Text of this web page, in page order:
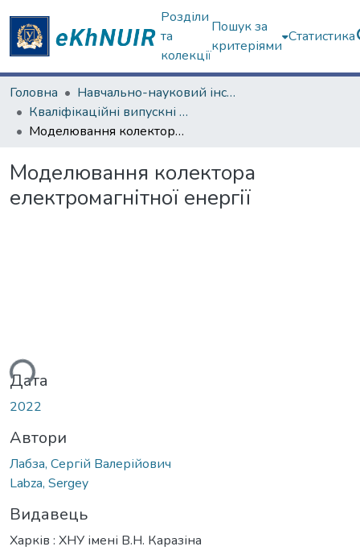
Розділи
та
колекції
Пошук за
критеріями
Статистика
Головна
Навчально-науковий інститут комп’ютерної фізики та енергетики (Фізико-енергетичний факультет)
Кваліфікаційні випускні роботи бакалаврів. Навчально-науковий інститут комп’ютерної фізики та енергетики
Моделювання колектора електромагнітної енергії
Моделювання колектора
електромагнітної енергії
Дата
2022
Автори
Лабза, Сергій Валерійович
Labza, Sergey
Видавець
Харків : ХНУ імені В.Н. Каразіна